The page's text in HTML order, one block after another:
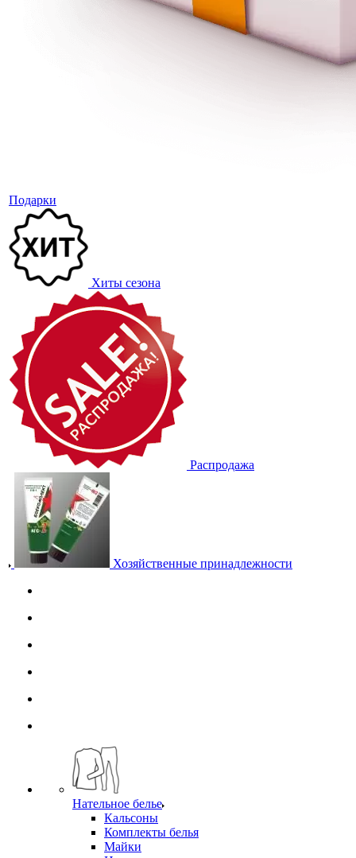
Подарки
Хиты сезона
Распродажа
Хозяйственные принадлежности
Нательное белье
Кальсоны
Комплекты белья
Майки